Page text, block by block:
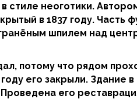
стиле неоготики.
в 1837 году. Часть
шпилем над
потому что рядом
его закрыли. Здание
его